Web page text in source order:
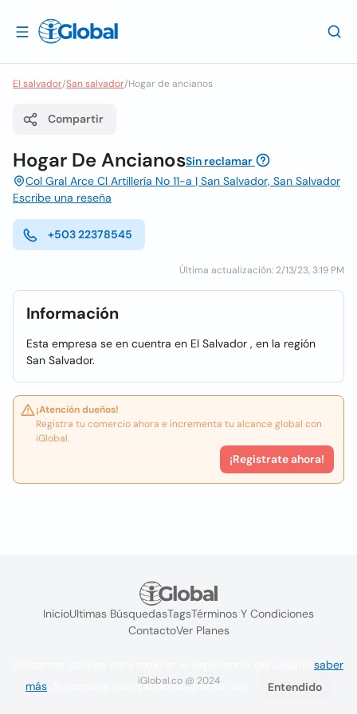
El salvador/San salvador/Hogar de ancianos
Compartir
Hogar De AncianosSin reclamar
Col Gral Arce Cl Artillería No 11-a | San Salvador, San Salvador
Escribe una reseña
+503 22378545
Última actualización: 2/13/23, 3:19 PM
Información
Esta empresa se en cuentra en El Salvador , en la región
San Salvador.
¡Atención dueños!
Registra tu comercio ahora e incrementa tu alcance global con
iGlobal.
¡Registrate ahora!
InicioUltimas BúsquedasTagsTérminos Y Condiciones
ContactoVer Planes
iGlobal.co @ 2024
saber
más . Si continúa navegando acepta su uso. Entendido